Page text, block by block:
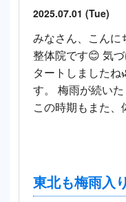
2025.07.01 (Tue)
みなさん、こんに
整体院です😊 気
タートしました
す。 梅雨が続いた
この時期もまた
東北も梅雨入